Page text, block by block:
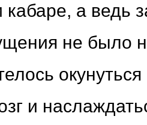
кабаре, а ведь
не было
и